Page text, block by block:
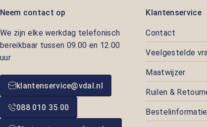
Neem contact op
We zijn elke werkdag telefonisch
bereikbaar tussen 09.00 en 12.00
uur
klantenservice@vdal.nl
088 010 35 00
Klantenservice
Contact
Veelgestelde
Maatwijzer
Ruilen &
Bestelinformatie